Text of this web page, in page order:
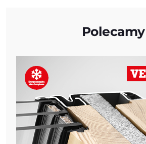
Polecamy